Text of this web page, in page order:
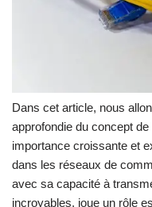
Dans cet article, nous
approfondie du concept
importance croissante et
dans les réseaux de
avec sa capacité à
incroyables, joue un rôle